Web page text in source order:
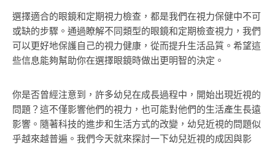
選擇適合的眼鏡和定期視力檢查，都是我們在視力保健中不可
或缺的步驟。通過瞭解不同類型的眼鏡和定期檢查視力，我們
可以更好地保護自己的視力健康，從而提升生活品質。希望這
些信息能夠幫助你在選擇眼鏡時做出更明智的決定。
你是否曾經注意到，許多幼兒在成長過程中，開始出現近視的
問題？這不僅影響他們的視力，也可能對他們的生活產生長遠
影響。隨著科技的進步和生活方式的改變，幼兒近視的問題似
乎越來越普遍。我們今天就來探討一下幼兒近視的成因與影